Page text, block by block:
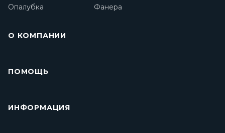
Опалубка
Фанера
О КОМПАНИИ
ПОМОЩЬ
ИНФОРМАЦИЯ